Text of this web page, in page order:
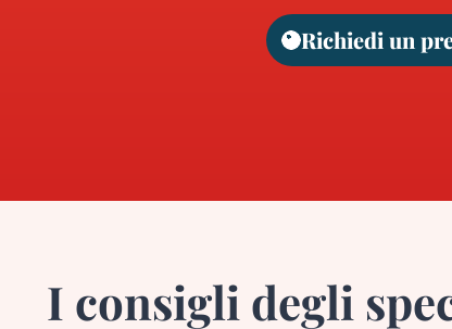
Richiedi un
I consigli degli